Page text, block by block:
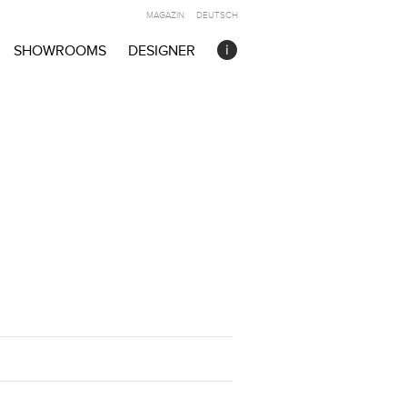
SHOWROOMS DESIGNER
MAGAZIN DEUTSCH